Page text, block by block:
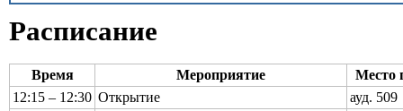
Расписание
Время Мероприятие
Место
12:15 – 12:30 Открытие
ауд. 509